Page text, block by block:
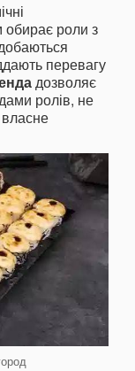
обирає роли з
перевагу
дозволяє
ролів, не